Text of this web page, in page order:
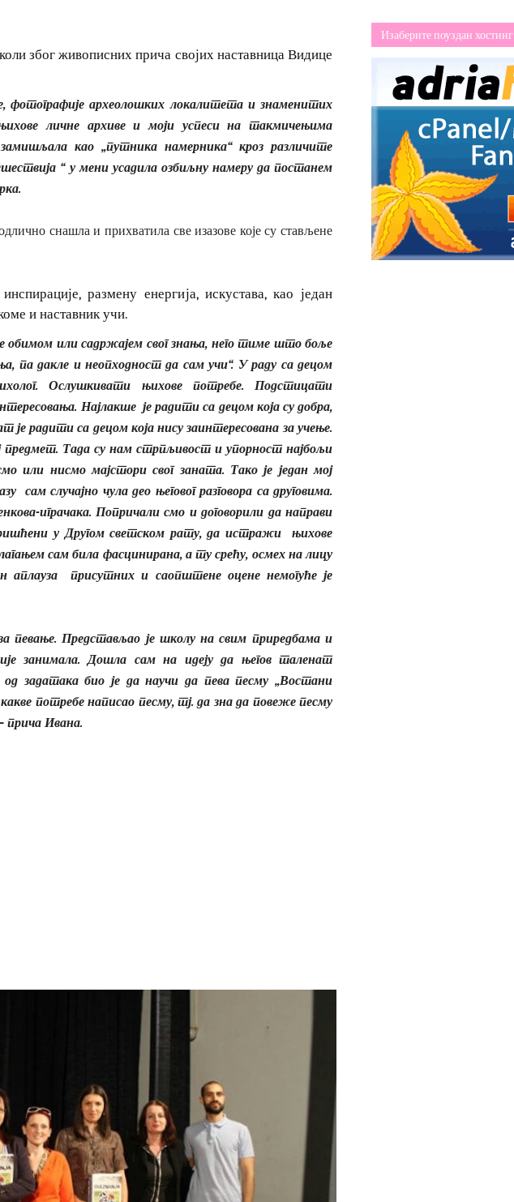
због живописних прича својих наставница Видице
фотографије археолошких локалитета и знаменитих
личне архиве и моји успеси на такмичењима
као „путника намерника“ кроз различите
“ у мени усадила озбиљну намеру да постанем
снашла и прихватила све изазове које су стављене
размену енергија, искустава, као један
и наставник учи.
обимом или садржајем свог знања, него тиме што боље
па дакле и неопходност да сам учи“. У раду са децом
Ослушкивати њихове потребе. Подстицати
Најлакше је радити са децом која су добра,
је радити са децом која нису заинтересована за учење.
предмет. Тада су нам стрпљивост и упорност најбољи
или нисмо мајстори свог заната. Тако је један мој
сам случајно чула део његовог разговора са друговима.
играчака. Попричали смо и договорили да направи
у Другом светском рату, да истражи њихове
сам била фасцинирана, а ту срећу, осмех на лицу
аплауза присутних и саопштене оцене немогуће је
певање. Представљао је школу на свим приредбама и
занимала. Дошла сам на идеју да његов таленат
задатака био је да научи да пева песму „Востани
какве потребе написао песму, тј. да зна да повеже песму
прича Ивана.
Изаберите поуздан хостинг